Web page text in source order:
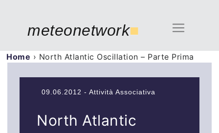
meteonetwork■
Home › North Atlantic Oscillation – Parte Prima
09.06.2012 - Attività Associativa
North Atlantic